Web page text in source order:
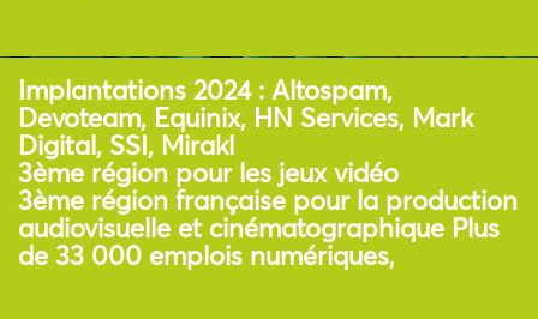
Implantations 2024 : Altospam,
Devoteam, Equinix, HN Services, Mark
Digital, SSI, Mirakl
3ème région pour les jeux vidéo
3ème région française pour la production
audiovisuelle et cinématographique Plus
de 33 000 emplois numériques,